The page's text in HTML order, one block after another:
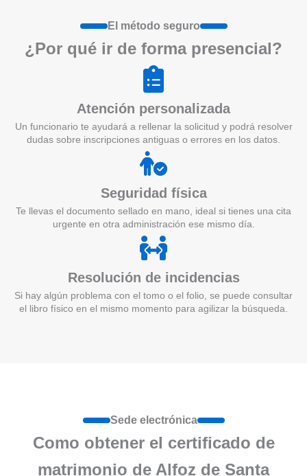
El método seguro
¿Por qué ir de formapresencial?
Atención personalizada
Un funcionario te ayudará a rellenar la solicitud y podrá resolver
dudas sobre inscripciones antiguas o errores en los datos.
Seguridad física
Te llevas el documento sellado en mano, ideal si tienes una cita
urgente en otra administración ese mismo día.
Resolución de incidencias
Si hay algún problema con el tomo o el folio, se puede consultar
el libro físico en el mismo momento para agilizar la búsqueda.
Sede electrónica
Como obtener el certificado de
matrimonio de Alfoz de Santa